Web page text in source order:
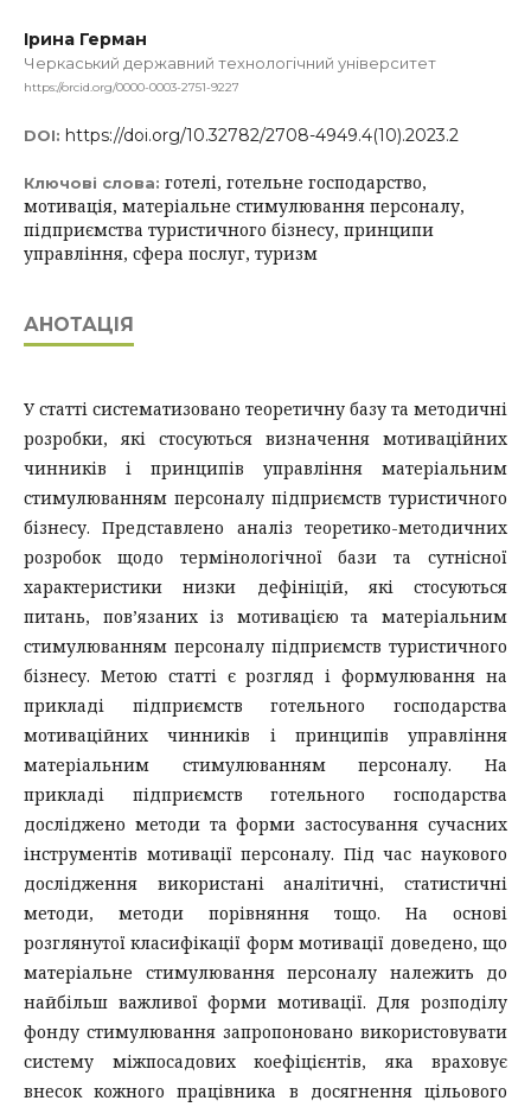
Ірина Герман
Черкаський державний технологічний університет
https://orcid.org/0000-0003-2751-9227
DOI: https://doi.org/10.32782/2708-4949.4(10).2023.2
Ключові слова: готелі, готельне господарство,
мотивація, матеріальне стимулювання персоналу,
підприємства туристичного бізнесу, принципи
управління, сфера послуг, туризм
АНОТАЦІЯ
У статті систематизовано теоретичну базу та методичні
розробки, які стосуються визначення мотиваційних
чинників і принципів управління матеріальним
стимулюванням персоналу підприємств туристичного
бізнесу. Представлено аналіз теоретико-методичних
розробок щодо термінологічної бази та сутнісної
характеристики низки дефініцій, які стосуються
питань, пов’язаних із мотивацією та матеріальним
стимулюванням персоналу підприємств туристичного
бізнесу. Метою статті є розгляд і формулювання на
прикладі підприємств готельного господарства
мотиваційних чинників і принципів управління
матеріальним стимулюванням персоналу. На
прикладі підприємств готельного господарства
досліджено методи та форми застосування сучасних
інструментів мотивації персоналу. Під час наукового
дослідження використані аналітичні, статистичні
методи, методи порівняння тощо. На основі
розглянутої класифікації форм мотивації доведено, що
матеріальне стимулювання персоналу належить до
найбільш важливої форми мотивації. Для розподілу
фонду стимулювання запропоновано використовувати
систему міжпосадових коефіцієнтів, яка враховує
внесок кожного працівника в досягнення цільового